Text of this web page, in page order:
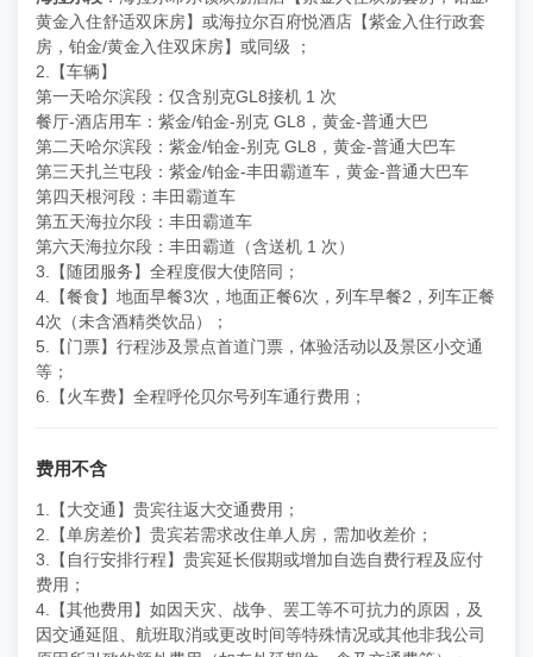
黄金入住舒适双床房】或海拉尔百府悦酒店【紫金入住行政套
房，铂金/黄金入住双床房】或同级 ；
2.【车辆】
第一天哈尔滨段：仅含别克GL8接机 1 次
餐厅-酒店用车：紫金/铂金-别克 GL8，黄金-普通大巴
第二天哈尔滨段：紫金/铂金-别克 GL8，黄金-普通大巴车
第三天扎兰屯段：紫金/铂金-丰田霸道车，黄金-普通大巴车
第四天根河段：丰田霸道车
第五天海拉尔段：丰田霸道车
第六天海拉尔段：丰田霸道（含送机 1 次）
3.【随团服务】全程度假大使陪同；
4.【餐食】地面早餐3次，地面正餐6次，列车早餐2，列车正餐
4次（未含酒精类饮品）；
5.【门票】行程涉及景点首道门票，体验活动以及景区小交通
等；
6.【火车费】全程呼伦贝尔号列车通行费用；
费用不含
1.【大交通】贵宾往返大交通费用；
2.【单房差价】贵宾若需求改住单人房，需加收差价；
3.【自行安排行程】贵宾延长假期或增加自选自费行程及应付
费用；
4.【其他费用】如因天灾、战争、罢工等不可抗力的原因，及
因交通延阻、航班取消或更改时间等特殊情况或其他非我公司